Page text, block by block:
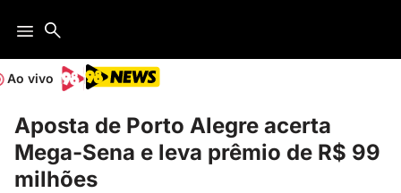
Ao vivo
Aposta de Porto Alegre acerta
Mega-Sena e leva prêmio de R$ 99
milhões